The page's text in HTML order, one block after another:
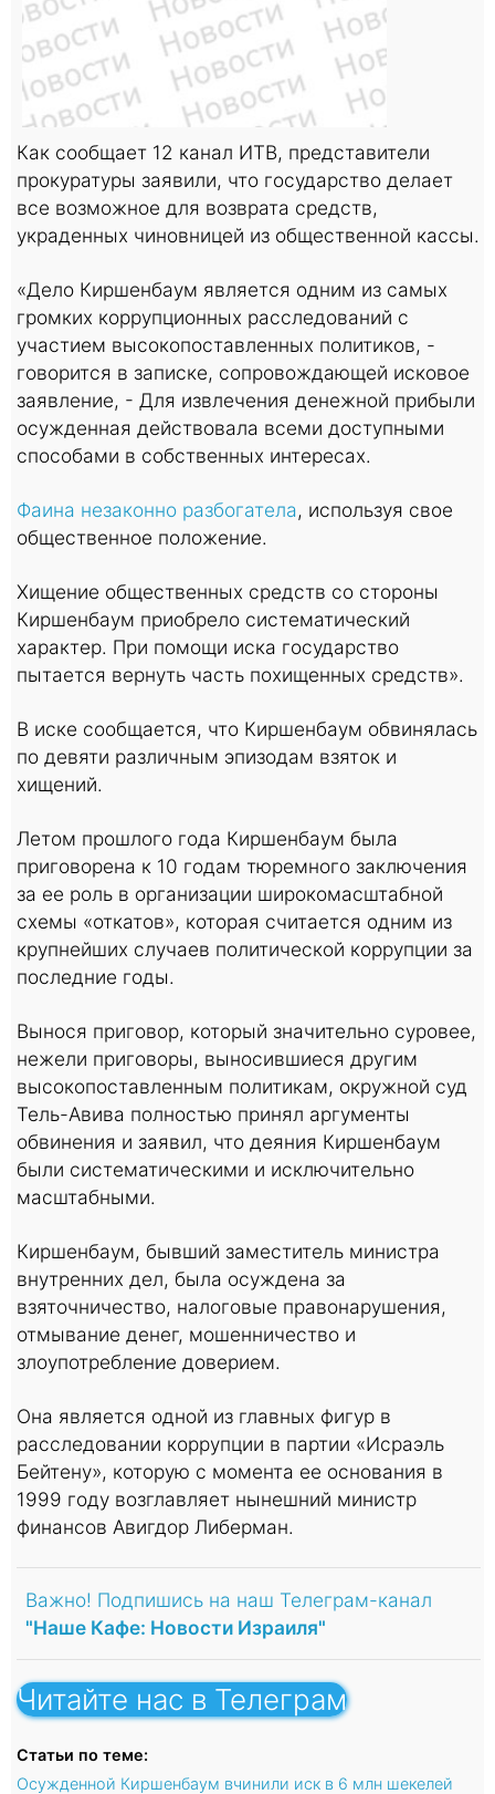
Как сообщает 12 канал ИТВ, представители
прокуратуры заявили, что государство делает
все возможное для возврата средств,
украденных чиновницей из общественной кассы.
«Дело Киршенбаум является одним из самых
громких коррупционных расследований с
участием высокопоставленных политиков, -
говорится в записке, сопровождающей исковое
заявление, - Для извлечения денежной прибыли
осужденная действовала всеми доступными
способами в собственных интересах.
Фаина незаконно разбогатела, используя свое
общественное положение.
Хищение общественных средств со стороны
Киршенбаум приобрело систематический
характер. При помощи иска государство
пытается вернуть часть похищенных средств».
В иске сообщается, что Киршенбаум обвинялась
по девяти различным эпизодам взяток и
хищений.
Летом прошлого года Киршенбаум была
приговорена к 10 годам тюремного заключения
за ее роль в организации широкомасштабной
схемы «откатов», которая считается одним из
крупнейших случаев политической коррупции за
последние годы.
Вынося приговор, который значительно суровее,
нежели приговоры, выносившиеся другим
высокопоставленным политикам, окружной суд
Тель-Авива полностью принял аргументы
обвинения и заявил, что деяния Киршенбаум
были систематическими и исключительно
масштабными.
Киршенбаум, бывший заместитель министра
внутренних дел, была осуждена за
взяточничество, налоговые правонарушения,
отмывание денег, мошенничество и
злоупотребление доверием.
Она является одной из главных фигур в
расследовании коррупции в партии «Исраэль
Бейтену», которую с момента ее основания в
1999 году возглавляет нынешний министр
финансов Авигдор Либерман.
Важно! Подпишись на наш Телеграм-канал
"Наше Кафе: Новости Израиля"
Читайте нас в Телеграм
Статьи по теме:
Осужденной Киршенбаум вчинили иск в 6 млн шекелей